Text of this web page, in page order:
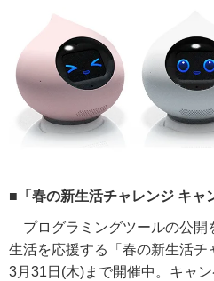
■「春の新生活チャレンジ キャ
プログラミングツールの公
生活を応援する「春の新生活チ
3月 31 日 (木)まで開催中。キャ